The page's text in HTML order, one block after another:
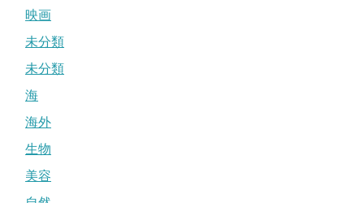
映画
未分類
未分類
海
海外
生物
美容